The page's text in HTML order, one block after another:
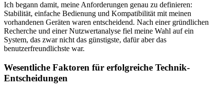
Ich begann damit, meine Anforderungen genau zu definieren:
Stabilität, einfache Bedienung und Kompatibilität mit meinen
vorhandenen Geräten waren entscheidend. Nach einer gründlichen
Recherche und einer Nutzwertanalyse fiel meine Wahl auf ein
System, das zwar nicht das günstigste, dafür aber das
benutzerfreundlichste war.
Wesentliche Faktoren für erfolgreiche Technik-
Entscheidungen